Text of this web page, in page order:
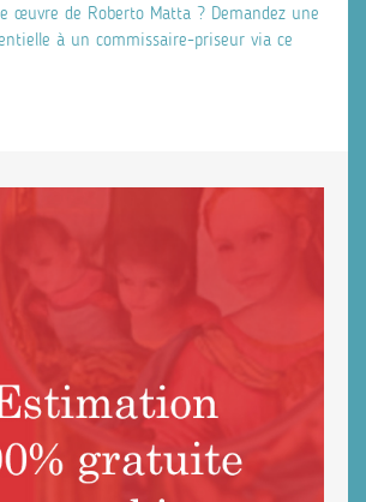
œuvre de Roberto Matta ? Demandez une
à un commissaire-priseur via ce